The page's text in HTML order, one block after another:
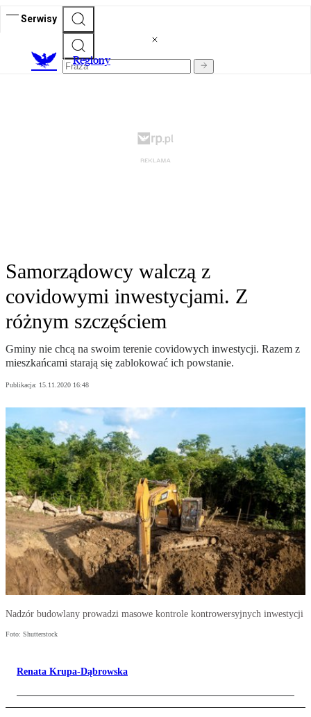
Serwisy
Regiony
Samorządowcy walczą z
covidowymi inwestycjami. Z
różnym szczęściem
Gminy nie chcą na swoim terenie covidowych inwestycji. Razem z
mieszkańcami starają się zablokować ich powstanie.
Publikacja: 15.11.2020 16:48
Nadzór budowlany prowadzi masowe kontrole kontrowersyjnych inwestycji
Foto: Shutterstock
Renata Krupa-Dąbrowska